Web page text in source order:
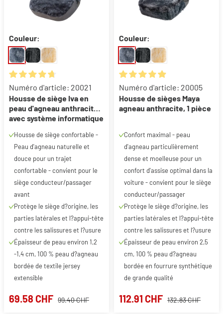
Couleur:
Note moyenne de 4.77 sur 5 étoiles
Numéro d'article: 20021
Housse de siège Iva en
peau d'agneau anthracite
avec système informatique
Housse de siège confortable -
Peau d'agneau naturelle et
douce pour un trajet
confortable - convient pour le
siège conducteur/passager
avant
Protège le siège d?origine, les
parties latérales et l?appui-tête
contre les salissures et l?usure
Épaisseur de peau environ 1,2
-1,4 cm, 100 % peau d?agneau
bordée de textile jersey
extensible
69.58 CHF 99.40 CHF
Couleur:
Note moyenne de 4.94 sur 5
Numéro d'article: 20005
Housse de sièges Maya
agneau anthracite, 1 pièce
Confort maximal - peau
d'agneau particulièrement
dense et moelleuse pour un
confort d'assise optimal dans la
voiture - convient pour le siège
conducteur/passager
Protège le siège d?origine, les
parties latérales et l?appui-tête
contre les salissures et l?usure
Épaisseur de peau environ 2,5
cm, 100 % peau d?agneau
bordée en fourrure synthétique
de grande qualité
112.91 CHF 132.83 CHF